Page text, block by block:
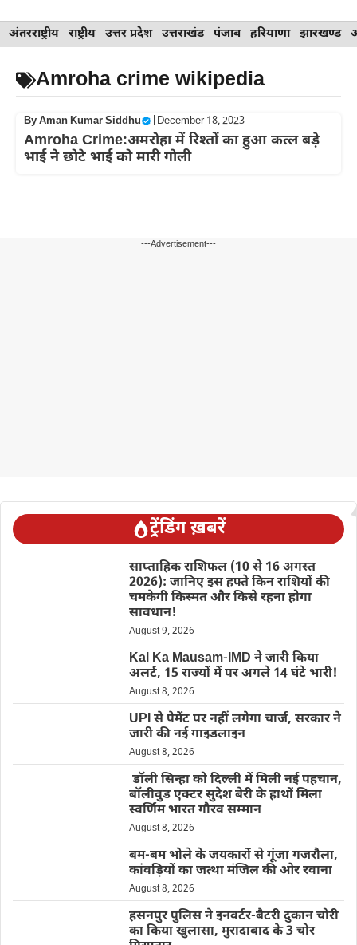
Skip
to
content
अंतरराष्ट्रीय राष्ट्रीय उत्तर प्रदेश उत्तराखंड पंजाब हरियाणा झारखण्ड
Amroha crime wikipedia
ByAman Kumar Siddhu December 18, 2023
Amroha Crime:अमरोहा में रिश्तों का हुआ कत्ल बड़े
भाई ने छोटे भाई को मारी गोली
---Advertisement---
ट्रेंडिंग ख़बरें
साप्ताहिक राशिफल (10 से 16 अगस्त
2026): जानिए इस हफ्ते किन राशियों की
चमकेगी किस्मत और किसे रहना होगा
सावधान!
August 9, 2026
Kal Ka Mausam-IMD ने जारी किया
अलर्ट, 15 राज्यों में पर अगले 14 घंटे भारी!
August 8, 2026
UPI से पेमेंट पर नहीं लगेगा चार्ज, सरकार ने
जारी की नई गाइडलाइन
August 8, 2026
डॉली सिन्हा को दिल्ली में मिली नई पहचान,
बॉलीवुड एक्टर सुदेश बेरी के हाथों मिला
स्वर्णिम भारत गौरव सम्मान
August 8, 2026
बम-बम भोले के जयकारों से गूंजा गजरौला,
कांवड़ियों का जत्था मंजिल की ओर रवाना
August 8, 2026
हसनपुर पुलिस ने इनवर्टर-बैटरी दुकान चोरी
का किया खुलासा, मुरादाबाद के 3 चोर